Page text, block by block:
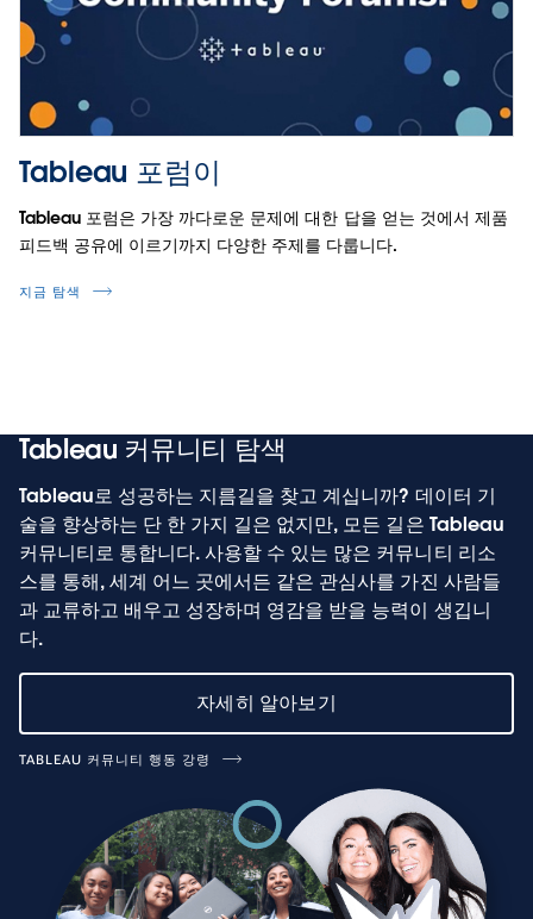
Tableau 포럼이
창
에
서
Tableau 포럼은 가장 까다로운 문제에 대한 답을 얻는 것에서 제품
피드백 공유에 이르기까지 다양한 주제를 다룹니다.
지금 탐색
Tableau 커뮤니티 탐색
Tableau로 성공하는 지름길을 찾고 계십니까? 데이터 기
술을 향상하는 단 한 가지 길은 없지만, 모든 길은 Tableau
커뮤니티로 통합니다. 사용할 수 있는 많은 커뮤니티 리소
스를 통해, 세계 어느 곳에서든 같은 관심사를 가진 사람들
과 교류하고 배우고 성장하며 영감을 받을 능력이 생깁니
다.
자세히 알아보기
TABLEAU 커뮤니티 행동 강령